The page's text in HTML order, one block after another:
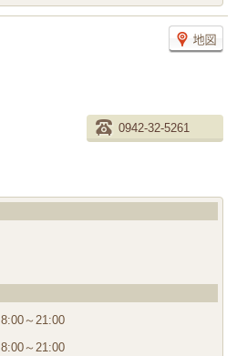
0942-32-5261
8:00～21:00
8:00～21:00